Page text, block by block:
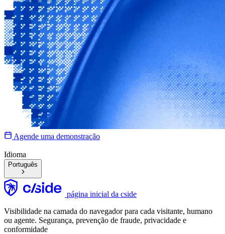
Agende uma demonstração
Idioma
Português
página inicial da cside
Visibilidade na camada do navegador para cada visitante, humano
ou agente. Segurança, prevenção de fraude, privacidade e
conformidade